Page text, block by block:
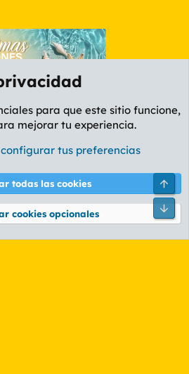
AMARILLO
reglas Política de privacidad Ayuda
® © 2010-2026 XenForo Ltd.
para que este sitio funcione,
mejorar tu experiencia.
tus preferencias
todas las cookies
cookies opcionales
Pie